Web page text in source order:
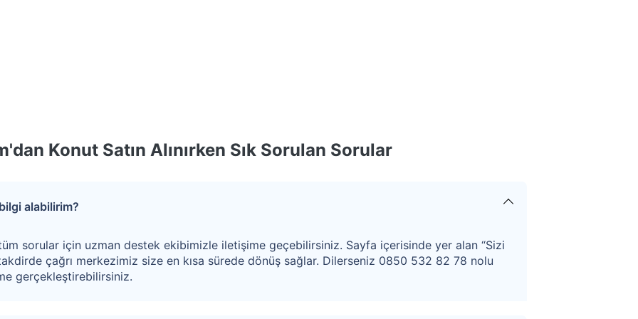
tarafta batı ve güney yönlerine cephelidir.
alanlarından oluşmaktadır.
Konut Satın Alınırken Sık Sorulan Sorular
alabilirim?
sorular için uzman destek ekibimizle iletişime geçebilirsiniz. Sayfa içerisinde yer alan “Sizi
çağrı merkezimiz size en kısa sürede dönüş sağlar. Dilerseniz 0850 532 82 78 nolu
gerçekleştirebilirsiniz.